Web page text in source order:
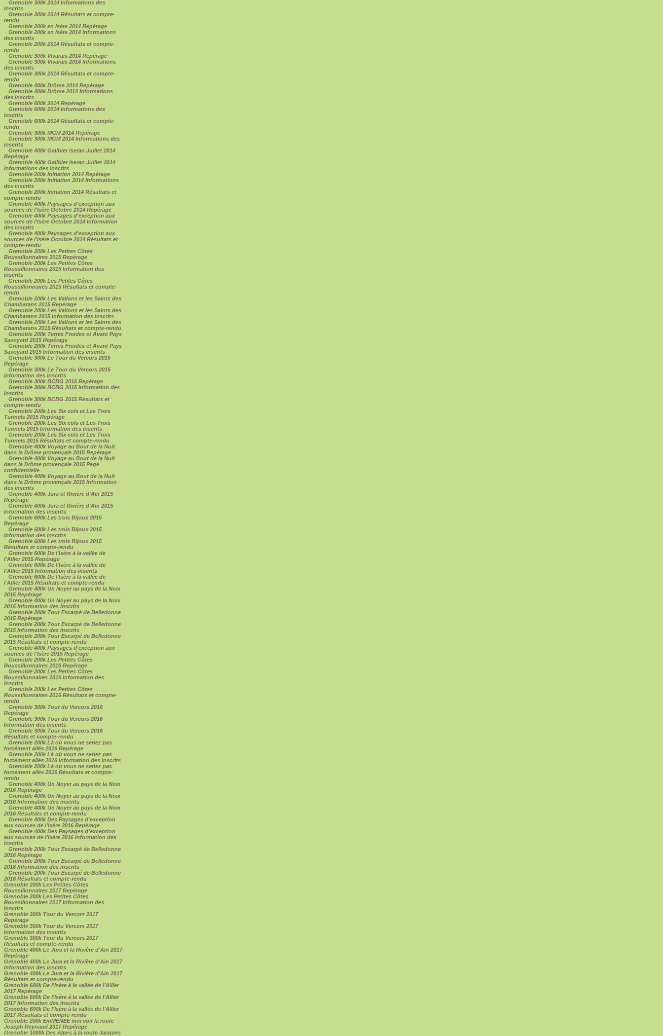
Grenoble 300k 2014 Informations des
inscrits
Grenoble 300k 2014 Résultats et compte-
rendu
Grenoble 200k en Isère 2014 Repérage
Grenoble 200k en Isère 2014 Informations
des inscrits
Grenoble 200k 2014 Résultats et compte-
rendu
Grenoble 300k Vivarais 2014 Repérage
Grenoble 300k Vivarais 2014 Informations
des inscrits
Grenoble 300k 2014 Résultats et compte-
rendu
Grenoble 400k Drôme 2014 Repérage
Grenoble 400k Drôme 2014 Informations
des inscrits
Grenoble 600k 2014 Repérage
Grenoble 600k 2014 Informations des
inscrits
Grenoble 600k 2014 Résultats et compte-
rendu
Grenoble 300k MGM 2014 Repérage
Grenoble 300k MGM 2014 Informations des
inscrits
Grenoble 400k Galibier Iseran Juillet 2014
Repérage
Grenoble 400k Galibier Iseran Juillet 2014
Informations des inscrits
Grenoble 200k Initiation 2014 Repérage
Grenoble 200k Initiation 2014 Informations
des inscrits
Grenoble 200k Initiation 2014 Résultats et
compte-rendu
Grenoble 400k Paysages d'exception aux
sources de l'Isère Octobre 2014 Repérage
Grenoble 400k Paysages d'exception aux
sources de l'Isère Octobre 2014 Information
des inscrits
Grenoble 400k Paysages d'exception aux
sources de l'Isère Octobre 2014 Résultats et
compte-rendu
Grenoble 200k Les Petites Côtes
Roussillonnaires 2015 Repérage
Grenoble 200k Les Petites Côtes
Roussillonnaires 2015 Information des
inscrits
Grenoble 200k Les Petites Côtes
Roussillonnaires 2015 Résultats et compte-
rendu
Grenoble 200k Les Vallons et les Saints des
Chambarans 2015 Repérage
Grenoble 200k Les Vallons et les Saints des
Chambarans 2015 Information des inscrits
Grenoble 200k Les Vallons et les Saints des
Chambarans 2015 Résultats et compte-rendu
Grenoble 200k Terres Froides et Avant Pays
Savoyard 2015 Repérage
Grenoble 200k Terres Froides et Avant Pays
Savoyard 2015 Information des inscrits
Grenoble 300k Le Tour du Vercors 2015
Repérage
Grenoble 300k Le Tour du Vercors 2015
Information des inscrits
Grenoble 300k BCBG 2015 Repérage
Grenoble 300k BCBG 2015 Information des
inscrits
Grenoble 300k BCBG 2015 Résultats et
compte-rendu
Grenoble 200k Les Six cols et Les Trois
Tunnels 2015 Repérage
Grenoble 200k Les Six cols et Les Trois
Tunnels 2015 Information des inscrits
Grenoble 200k Les Six cols et Les Trois
Tunnels 2015 Résultats et compte-rendu
Grenoble 400k Voyage au Bout de la Nuit
dans la Drôme provençale 2015 Repérage
Grenoble 400k Voyage au Bout de la Nuit
dans la Drôme provençale 2015 Page
confidentielle
Grenoble 400k Voyage au Bout de la Nuit
dans la Drôme provençale 2015 Information
des inscrits
Grenoble 400k Jura et Rivière d'Ain 2015
Repérage
Grenoble 400k Jura et Rivière d'Ain 2015
Information des inscrits
Grenoble 600k Les trois Bijoux 2015
Repérage
Grenoble 600k Les trois Bijoux 2015
Information des inscrits
Grenoble 600k Les trois Bijoux 2015
Résultats et compte-rendu
Grenoble 600k De l'Isère à la vallée de
l'Allier 2015 Repérage
Grenoble 600k De l'Isère à la vallée de
l'Allier 2015 Information des inscrits
Grenoble 600k De l'Isère à la vallée de
l'Allier 2015 Résultats et compte-rendu
Grenoble 400k Un Noyer au pays de la Noix
2015 Repérage
Grenoble 400k Un Noyer au pays de la Noix
2015 Information des inscrits
Grenoble 200k Tour Escarpé de Belledonne
2015 Repérage
Grenoble 200k Tour Escarpé de Belledonne
2015 Information des inscrits
Grenoble 200k Tour Escarpé de Belledonne
2015 Résultats et compte-rendu
Grenoble 400k Paysages d'exception aux
sources de l'Isère 2015 Repérage
Grenoble 200k Les Petites Côtes
Roussillonnaires 2016 Repérage
Grenoble 200k Les Petites Côtes
Roussillonnaires 2016 Information des
inscrits
Grenoble 200k Les Petites Côtes
Roussillonnaires 2016 Résultats et compte-
rendu
Grenoble 300k Tour du Vercors 2016
Repérage
Grenoble 300k Tour du Vercors 2016
Information des inscrits
Grenoble 300k Tour du Vercors 2016
Résultats et compte-rendu
Grenoble 200k Là où vous ne seriez pas
forcément allés 2016 Repérage
Grenoble 200k Là où vous ne seriez pas
forcément allés 2016 Information des inscrits
Grenoble 200k Là où vous ne seriez pas
forcément allés 2016 Résultats et compte-
rendu
Grenoble 400k Un Noyer au pays de la Noix
2016 Repérage
Grenoble 400k Un Noyer au pays de la Noix
2016 Information des inscrits
Grenoble 400k Un Noyer au pays de la Noix
2016 Résultats et compte-rendu
Grenoble 400k Des Paysages d'exception
aux sources de l'Isère 2016 Repérage
Grenoble 400k Des Paysages d'exception
aux sources de l'Isère 2016 Information des
inscrits
Grenoble 200k Tour Escarpé de Belledonne
2016 Repérage
Grenoble 200k Tour Escarpé de Belledonne
2016 Information des inscrits
Grenoble 200k Tour Escarpé de Belledonne
2016 Résultats et compte-rendu
Grenoble 200k Les Petites Côtes
Roussillonnaires 2017 Repérage
Grenoble 200k Les Petites Côtes
Roussillonnaires 2017 Information des
inscrits
Grenoble 300k Tour du Vercors 2017
Repérage
Grenoble 300k Tour du Vercors 2017
Information des inscrits
Grenoble 300k Tour du Vercors 2017
Résultats et compte-rendu
Grenoble 400k Le Jura et la Rivière d'Ain 2017
Repérage
Grenoble 400k Le Jura et la Rivière d'Ain 2017
Information des inscrits
Grenoble 400k Le Jura et la Rivière d'Ain 2017
Résultats et compte-rendu
Grenoble 600k De l'Isère à la vallée de l'Allier
2017 Repérage
Grenoble 600k De l'Isère à la vallée de l'Allier
2017 Information des inscrits
Grenoble 600k De l'Isère à la vallée de l'Allier
2017 Résultats et compte-rendu
Grenoble 200k EmMENEE moi voir la route
Joseph Reynaud 2017 Repérage
Grenoble 1000k Des Alpes à la route Jacques